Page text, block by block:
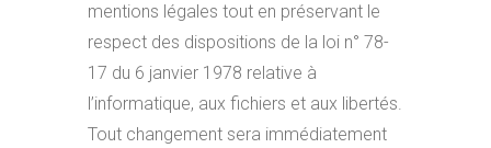
mentions légales tout en préservant le
respect des dispositions de la loi n° 78-
17 du 6 janvier 1978 relative à
l’informatique, aux fichiers et aux libertés.
Tout changement sera immédiatement